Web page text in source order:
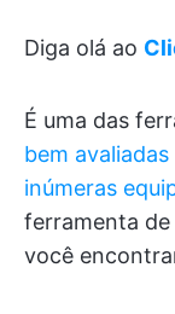
Diga olá ao
É uma das
bem avaliadas
inúmeras
ferramenta de
você